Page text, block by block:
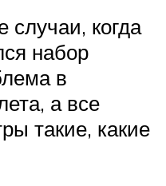
случаи, когда
набор
в
а все
такие, какие